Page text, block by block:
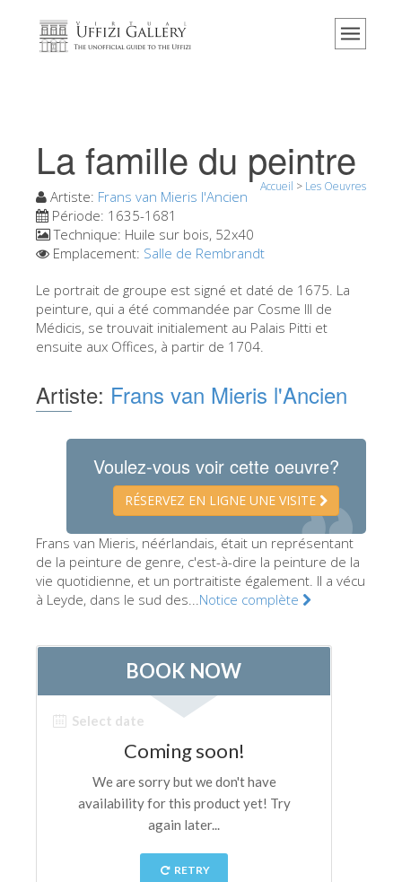
Accueil
Événements et expositions
L' avis des visiteurs
Contact
Explorer la Galerie
Réserver
Visite virtuelle
Les Oeuvres
Les Salles
Les autres Musées
Le Musée national du Bargello
Galerie de l'Académie
La Galerie Palatine
Le Musée de San Marco
Musée Archéologique
Opificio delle Pietre Dure
Le Musée Galilée
Le Jardin de Boboli
La tour d'Arnolfo
Le Palazzo Vecchio
La famille du peintre
Accueil > Les Oeuvres
Artiste: Frans van Mieris l'Ancien
Période: 1635-1681
Technique: Huile sur bois, 52x40
Emplacement: Salle de Rembrandt
Le portrait de groupe est signé et daté de 1675. La
peinture, qui a été commandée par Cosme III de
Médicis, se trouvait initialement au Palais Pitti et
ensuite aux Offices, à partir de 1704.
Artiste: Frans van Mieris l'Ancien
Voulez-vous voir cette oeuvre?
RÉSERVEZ EN LIGNE UNE VISITE
Frans van Mieris, néérlandais, était un représentant
de la peinture de genre, c'est-à-dire la peinture de la
vie quotidienne, et un portraitiste également. Il a vécu
à Leyde, dans le sud des...Notice complète